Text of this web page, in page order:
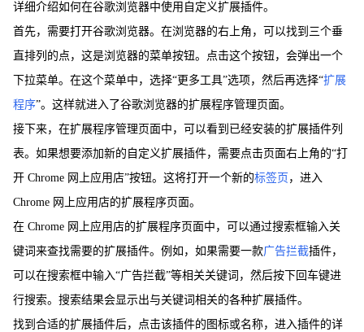
详细介绍如何在谷歌浏览器中使用自定义扩展插件。
首先，需要打开谷歌浏览器。在浏览器的右上角，可以找到三个垂
直排列的点，这是浏览器的菜单按钮。点击这个按钮，会弹出一个
下拉菜单。在这个菜单中，选择“更多工具”选项，然后再选择“扩展
程序”。这样就进入了谷歌浏览器的扩展程序管理页面。
接下来，在扩展程序管理页面中，可以看到已经安装的扩展插件列
表。如果想要添加新的自定义扩展插件，需要点击页面右上角的“打
开 Chrome 网上应用店”按钮。这将打开一个新的标签页 ，进入
Chrome 网上应用店的扩展程序页面。
在 Chrome 网上应用店的扩展程序页面中，可以通过搜索框输入关
键词来查找需要的扩展插件。例如，如果需要一款广告拦截插件，
可以在搜索框中输入“广告拦截”等相关关键词，然后按下回车键进
行搜索。搜索结果会显示出与关键词相关的各种扩展插件。
找到合适的扩展插件后，点击该插件的图标或名称，进入插件的详